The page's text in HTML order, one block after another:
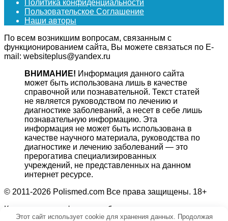
Политика конфиденциальности
Пользовательское Соглашение
Наши авторы
По всем возникшим вопросам, связанным с
функционированием сайта, Вы можете связаться по E-
mail: websiteplus@yandex.ru
ВНИМАНИЕ! Информация данного сайта
может быть использована лишь в качестве
справочной или познавательной. Текст статей
не является руководством по лечению и
диагностике заболеваний, а несет в себе лишь
познавательную информацию. Эта
информация не может быть использована в
качестве научного материала, руководства по
диагностике и лечению заболеваний — это
прерогатива специализированных
учреждений, не представленных на данном
интернет ресурсе.
© 2011-2026 Polismed.com Все права защищены. 18+
Копирование информации без гиперссылки на источник
запрещено.
Этот сайт использует cookie для хранения данных. Продолжая